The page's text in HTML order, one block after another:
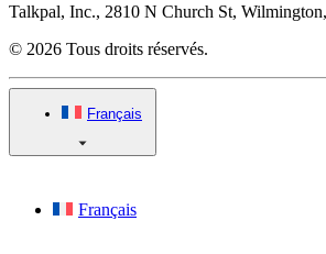
Talkpal, Inc., 2810 N Church St,
© 2026 Tous droits réservés.
Français
Français